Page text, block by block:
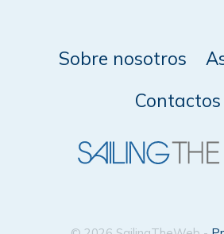
Sobre nosotros
Contactos